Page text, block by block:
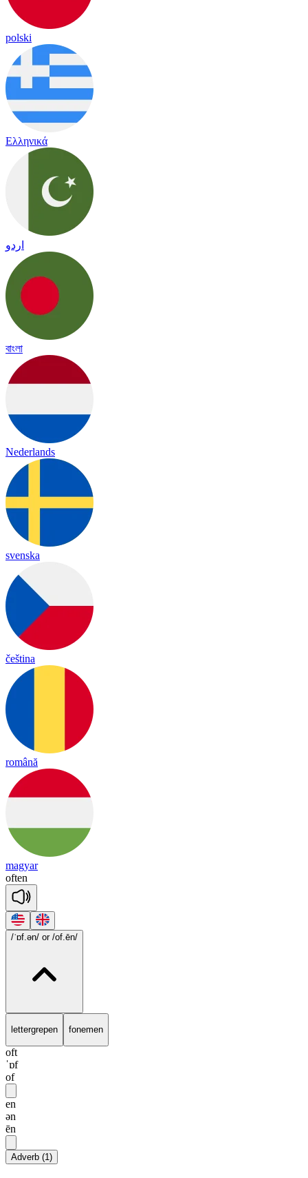
polski
Ελληνικά
اردو
বাংলা
Nederlands
svenska
čeština
română
magyar
often
/ˈɒf.ən/ or /of.ēn/
lettergrepen fonemen
oft
ˈɒf
of
en
ən
ēn
Adverb (1)